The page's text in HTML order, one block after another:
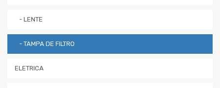
- LENTE
- TAMPA DE FILTRO
ELETRICA